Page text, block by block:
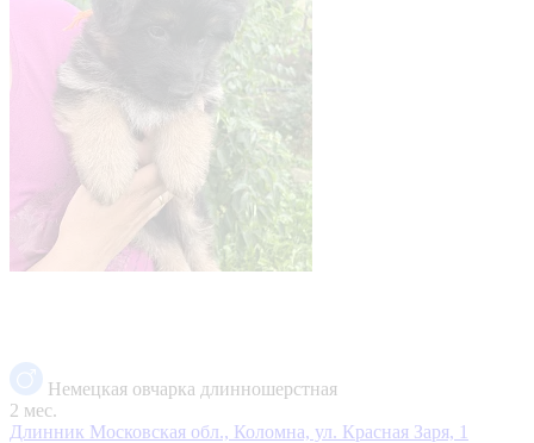
Немецкая овчарка длинношерстная
2 мес.
Длинник Московская обл., Коломна, ул. Красная Заря, 1